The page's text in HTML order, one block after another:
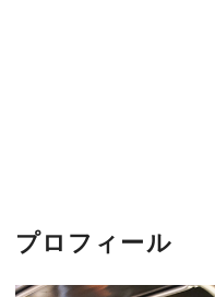
プロフィール